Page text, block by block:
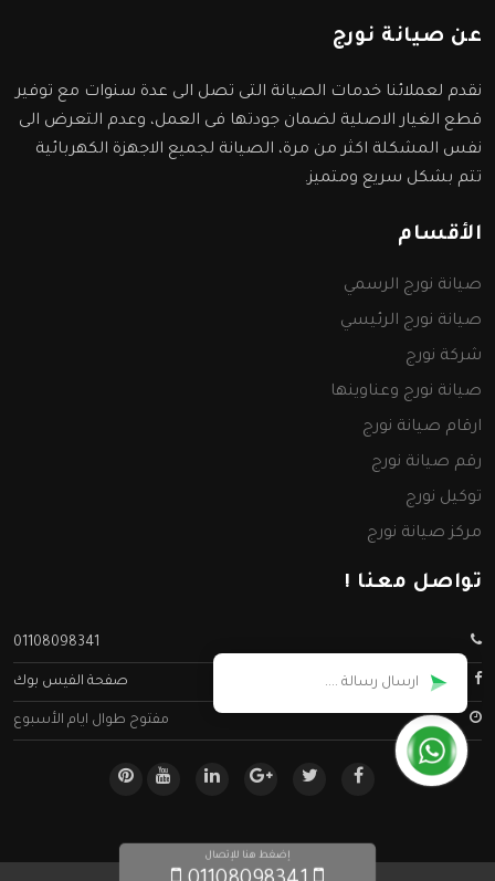
عن صيانة نورج
نقدم لعملائنا خدمات الصيانة التى تصل الى عدة سنوات مع توفير
قطع الغيار الاصلية لضمان جودتها فى العمل، وعدم التعرض الى
نفس المشكلة اكثر من مرة، الصيانة لجميع الاجهزة الكهربائية
تتم بشكل سريع ومتميز.
الأقسام
صيانة نورج الرسمي
صيانة نورج الرئيسي
شركة نورج
صيانة نورج وعناوينها
ارقام صيانة نورج
رقم صيانة نورج
توكيل نورج
مركز صيانة نورج
تواصل معنا !
01108098341
صفحة الفيس بوك
مفتوح طوال ايام الأسبوع
إضغط هنا للإتصال